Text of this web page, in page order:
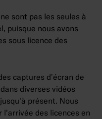
sont pas les seules à
puisque nous avons
sous licence des
captures d’écran de
diverses vidéos
présent. Nous
l'arrivée des licences en